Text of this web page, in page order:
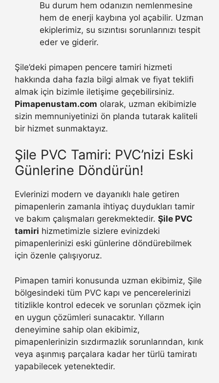
Bu durum hem odanızın nemlenmesine
hem de enerji kaybına yol açabilir. Uzman
ekiplerimiz, su sızıntısı sorunlarınızı tespit
eder ve giderir.
Şile’deki pimapen pencere tamiri hizmeti
hakkında daha fazla bilgi almak ve fiyat teklifi
almak için bizimle iletişime geçebilirsiniz.
Pimapenustam.com olarak, uzman ekibimizle
sizin memnuniyetinizi ön planda tutarak kaliteli
bir hizmet sunmaktayız.
Şile PVC Tamiri: PVC’nizi Eski
Günlerine Döndürün!
Evlerinizi modern ve dayanıklı hale getiren
pimapenlerin zamanla ihtiyaç duydukları tamir
ve bakım çalışmaları gerekmektedir. Şile PVC
tamiri hizmetimizle sizlere evinizdeki
pimapenlerinizi eski günlerine döndürebilmek
için özenle çalışıyoruz.
Pimapen tamiri konusunda uzman ekibimiz, Şile
bölgesindeki tüm PVC kapı ve pencerelerinizi
titizlikle kontrol edecek ve sorunları çözmek için
en uygun çözümleri sunacaktır. Yılların
deneyimine sahip olan ekibimiz,
pimapenlerinizin sızdırmazlık sorunlarından, kırık
veya aşınmış parçalara kadar her türlü tamiratı
yapabilecek yetenektedir.